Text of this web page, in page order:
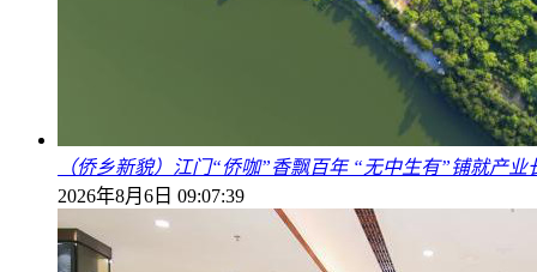
（侨乡新貌）江门“侨咖”香飘百年 “无中生有”铺就产业
2026年8月6日 09:07:39